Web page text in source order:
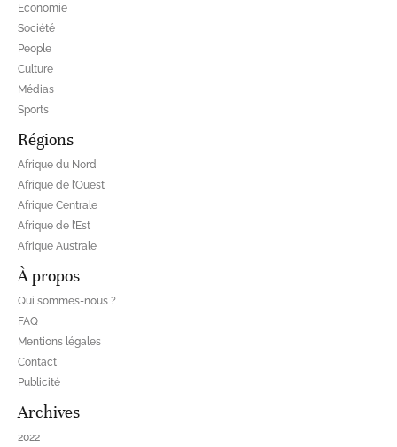
Economie
Société
People
Culture
Médias
Sports
Régions
Afrique du Nord
Afrique de l’Ouest
Afrique Centrale
Afrique de l’Est
Afrique Australe
À propos
Qui sommes-nous ?
FAQ
Mentions légales
Contact
Publicité
Archives
2022